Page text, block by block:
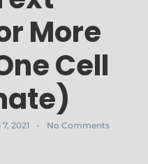
More
Cell
2021 - No Comments